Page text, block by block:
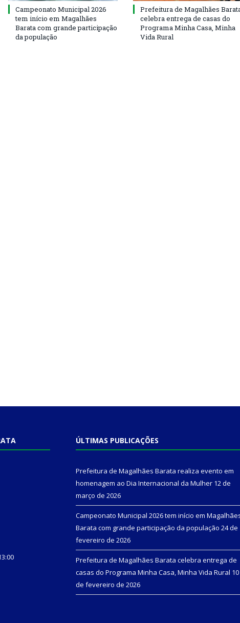
Campeonato Municipal 2026
tem início em Magalhães
Barata com grande participação
da população
Prefeitura de Magalhães
celebra entrega de casas do
Programa Minha Casa, Minha
Vida Rural
ÚLTIMAS PUBLICAÇÕES
Prefeitura de Magalhães Barata realiza evento em
homenagem ao Dia Internacional da Mulher 12 de
março de 2026
Campeonato Municipal 2026 tem início em
Barata com grande participação da população 24 de
fevereiro de 2026
Prefeitura de Magalhães Barata celebra entrega de
casas do Programa Minha Casa, Minha Vida Rural 10
de fevereiro de 2026